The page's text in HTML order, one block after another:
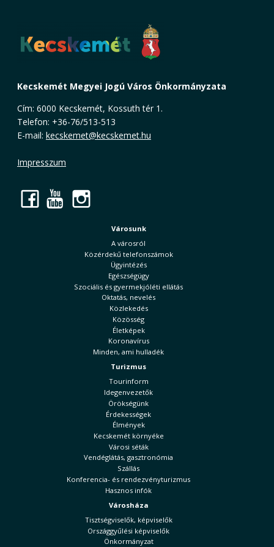
Kecskemét Megyei Jogú Város Önkormányzata
Cím: 6000 Kecskemét, Kossuth tér 1.
Telefon: +36-76/513-513
E-mail: kecskemet@kecskemet.hu
Impresszum
Facebook
YouTube
Városunk
A városról
Közérdekű telefonszámok
Ügyintézés
Egészségügy
Szociális és gyermekjóléti ellátás
Oktatás, nevelés
Közlekedés
Közösség
Életképek
Koronavírus
Minden, ami hulladék
Turizmus
Tourinform
Idegenvezetők
Örökségünk
Érdekességek
Élmények
Kecskemét környéke
Városi séták
Vendéglátás, gasztronómia
Szállás
Konferencia- és rendezvényturizmus
Hasznos infók
Városháza
Tisztségviselők, képviselők
Országgyűlési képviselők
Önkormányzat